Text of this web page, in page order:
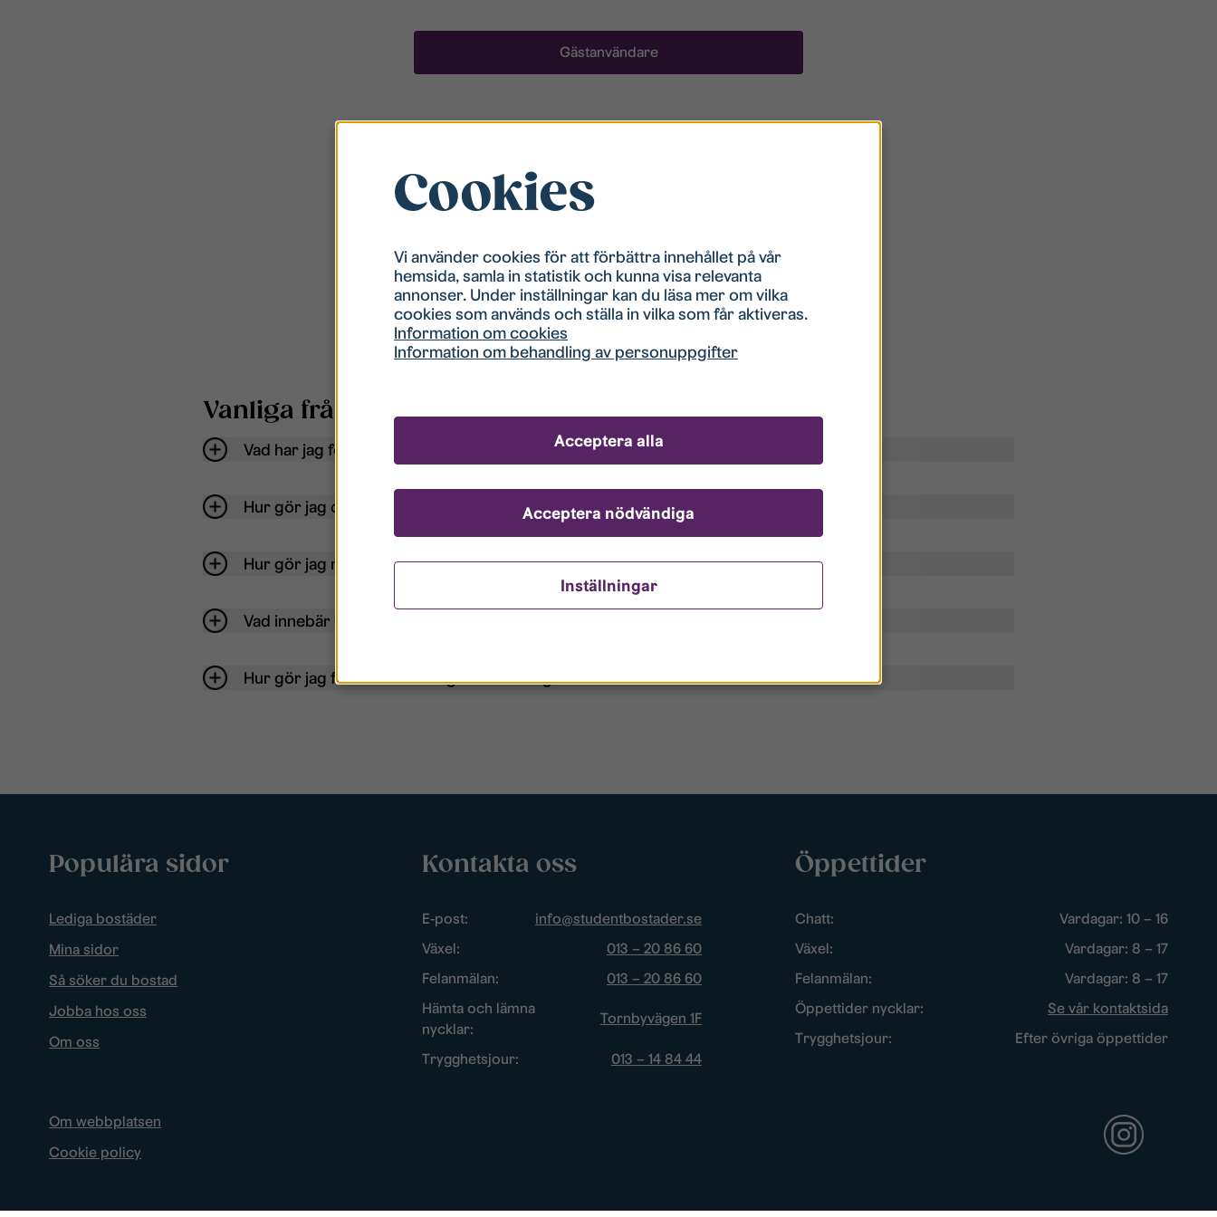
Gästanvändare
För att ha möjlighet att söka boende måste du vara
snabbt!
Registrera ett konto
Vanliga frågor och svar
Vad har jag för användarnamn?
Hur gör jag om mitt konto är låst?
Hur gör jag när jag glömt mitt lösenord?
Vad innebär Gästkonto/Gästanvändare?
Hur gör jag för att bli borttagen ur era register?
Populära sidor
Lediga bostäder
Mina sidor
Så söker du bostad
Jobba hos oss
Om oss
Kontakta oss
E-post:
info@studentbostader.se
Växel:
013 – 20 86 60
Felanmälan:
013 – 20 86 60
Hämta och lämna
nycklar:
Tornbyvägen 1F
Trygghetsjour: 013 – 14 84 44
Öppettider
Chatt:
Vardagar: 10 – 16
Växel:
Vardagar: 8 – 17
Felanmälan:
Vardagar: 8 – 17
Öppettider nycklar:
Se vår kontaktsida
Trygghetsjour:
Efter övriga öppettider
Om webbplatsen
Cookie policy
Cookies
Vi använder cookies för att förbättra innehållet på vår
hemsida, samla in statistik och kunna visa relevanta
annonser. Under inställningar kan du läsa mer om vilka
cookies som används och ställa in vilka som får aktiveras.
Information om cookies
Information om behandling av personuppgifter
Inställningar
Acceptera nödvändiga
Acceptera alla